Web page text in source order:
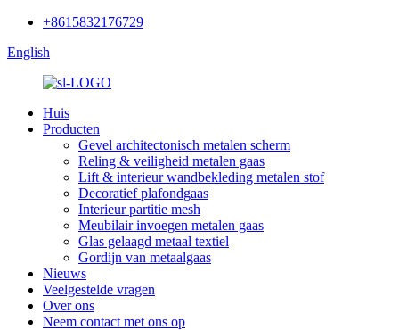
+8615832176729
English
Huis
Producten
Gevel architectonisch metalen scherm
Reling & veiligheid metalen gaas
Lift & interieur wandbekleding metalen stof
Decoratief plafondgaas
Interieur partitie mesh
Meubilair invoegen metalen gaas
Glas gelaagd metaal textiel
Gordijn van metaalgaas
Nieuws
Veelgestelde vragen
Over ons
Neem contact met ons op